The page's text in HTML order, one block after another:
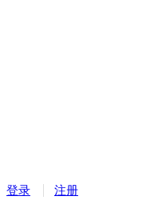
登录 注册